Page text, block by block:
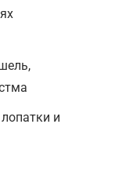
и